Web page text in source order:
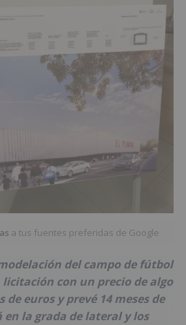
a tus fuentes preferidas de Google
del campo de fútbol
con un precio de algo
de euros y prevé 14 meses de
en la grada de lateral y los